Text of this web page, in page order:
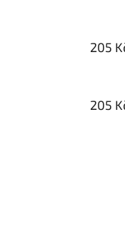
205
205